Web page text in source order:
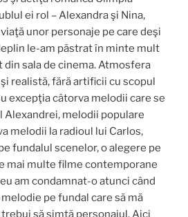
ei rol – Alexandra şi Nina,
unor personaje pe care deşi
le-am păstrat în minte mult
din sala de cinema. Atmosfera
realistă, fără artificii cu scopul
excepţia câtorva melodii care se
Alexandrei, melodii populare
melodii la radioul lui Carlos,
fundalul scenelor, o alegere pe
mai multe filme contemporane
am condamnat-o atunci când
pe fundal care să mă
să simtă personajul. Aici